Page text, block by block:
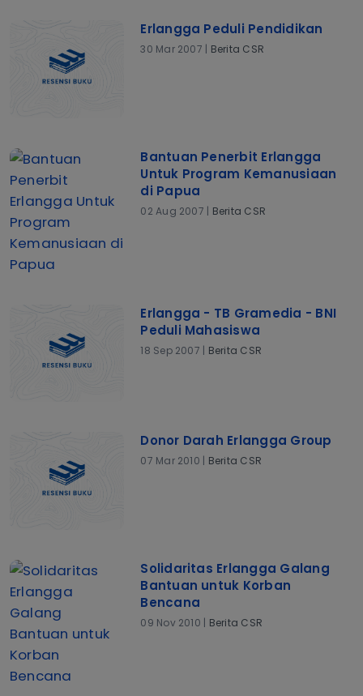
Erlangga Peduli Pendidikan
30 Mar 2007 | Berita CSR
Bantuan Penerbit Erlangga
Untuk Program Kemanusiaan
di Papua
02 Aug 2007 | Berita CSR
Erlangga - TB Gramedia - BNI
Peduli Mahasiswa
18 Sep 2007 | Berita CSR
Donor Darah Erlangga Group
07 Mar 2010 | Berita CSR
Solidaritas Erlangga Galang
Bantuan untuk Korban
Bencana
09 Nov 2010 | Berita CSR